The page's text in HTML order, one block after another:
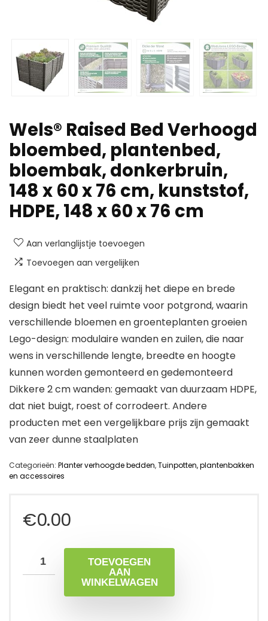
Wels® Raised Bed Verhoogd
bloembed, plantenbed,
bloembak, donkerbruin,
148 x 60 x 76 cm, kunststof,
HDPE, 148 x 60 x 76 cm
Aan verlanglijstje toevoegen
Toevoegen aan vergelijken
Elegant en praktisch: dankzij het diepe en brede
design biedt het veel ruimte voor potgrond, waarin
verschillende bloemen en groenteplanten groeien
Lego-design: modulaire wanden en zuilen, die naar
wens in verschillende lengte, breedte en hoogte
kunnen worden gemonteerd en gedemonteerd
Dikkere 2 cm wanden: gemaakt van duurzaam HDPE,
dat niet buigt, roest of corrodeert. Andere
producten met een vergelijkbare prijs zijn gemaakt
van zeer dunne staalplaten
Categorieën: Planter verhoogde bedden,Tuinpotten, plantenbakken
en accessoires
€0.00
TOEVOEGEN
AAN
WINKELWAGEN